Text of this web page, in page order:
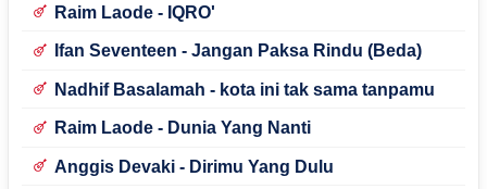
Raim Laode - IQRO'
Ifan Seventeen - Jangan Paksa Rindu (Beda)
Nadhif Basalamah - kota ini tak sama tanpamu
Raim Laode - Dunia Yang Nanti
Anggis Devaki - Dirimu Yang Dulu